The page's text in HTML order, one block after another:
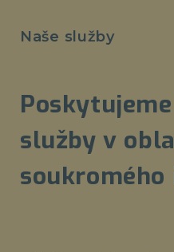
Naše služby
služby v
soukromého